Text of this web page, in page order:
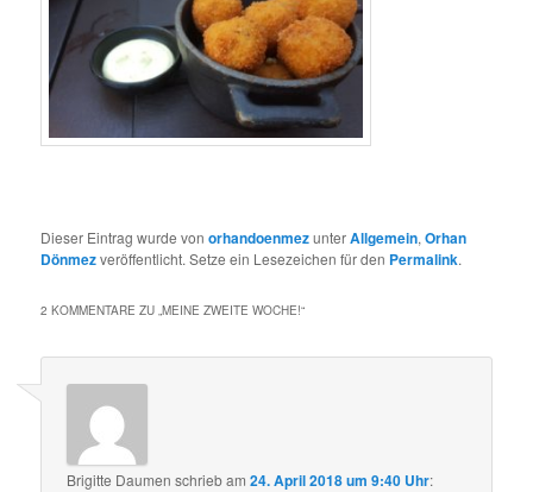
Dieser Eintrag wurde vonorhandoenmezunterAllgemein,Orhan
Dönmezveröffentlicht. Setze ein Lesezeichen für den Permalink.
2 KOMMENTARE ZU „MEINE ZWEITE WOCHE!“
Brigitte Daumen schriebam24. April 2018 um 9:40 Uhr: